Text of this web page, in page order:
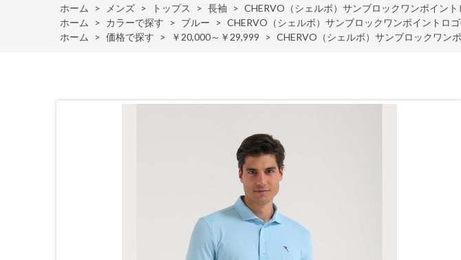
ホーム
> メンズ > トップス > 長袖 > CHERVO（シェルボ）サンブロックワンポイン
ホーム
> カラーで探す > ブルー > CHERVO（シェルボ）サンブロックワンポイントロ
ホーム
> 価格で探す > ￥20,000～￥29,999 > CHERVO（シェルボ）サンブロックワン